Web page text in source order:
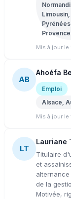
Mis à jour le
AB
Ahoéfa
Emploi
Alsace,
Mis à jour le
LT
Lauriane
Titulaire
et
de la
Motivée,